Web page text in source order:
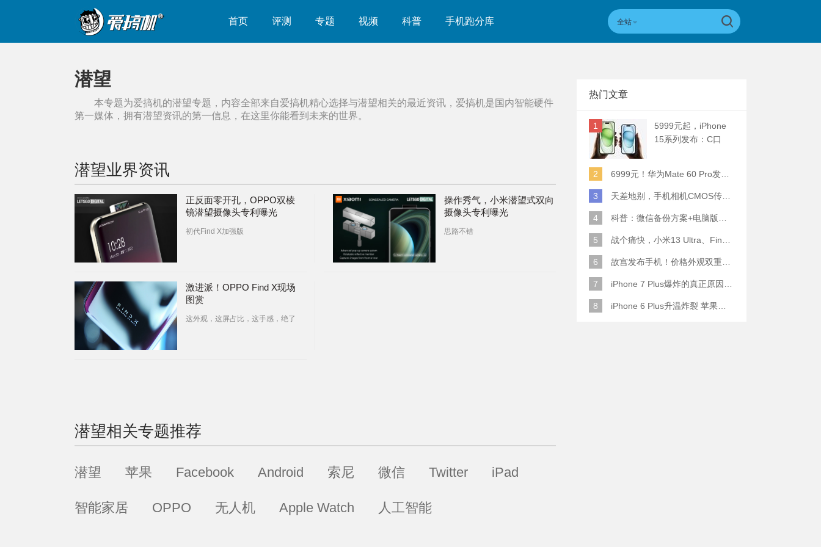
首页 评测 专题 视频 科普 手机跑分库 全站
潜望
本专题为爱搞机的潜望专题，内容全部来自爱搞机精心选择与潜望相关的最近资讯，爱搞机是国内智能硬件
第一媒体，拥有潜望资讯的第一信息，在这里你能看到未来的世界。
潜望业界资讯
正反面零开孔，OPPO双棱
镜潜望摄像头专利曝光
初代Find X加强版
操作秀气，小米潜望式双向
摄像头专利曝光
思路不错
激进派！OPPO Find X现场
图赏
这外观，这屏占比，这手感，绝了
潜望相关专题推荐
潜望 苹果 Facebook Android 索尼 微信 Twitter iPad
智能家居 OPPO 无人机 Apple Watch 人工智能
热门文章
1
5999元起，iPhone
15系列发布：C口
2
6999元！华为Mate 60 Pro发布：麒麟9000S+卫星通话 (附初步跑分)
3 天差地别，手机相机CMOS传感器实际面积对比
4 科普：微信备份方案+电脑版丢失数据恢复指南
5 战个痛快，小米13 Ultra、Find X6 Pro、vivo X90 Pro+、小米12SU拍照横评
6 故宫发布手机！价格外观双重逆天！
7 iPhone 7 Plus爆炸的真正原因原来是这样
8 iPhone 6 Plus升温炸裂 苹果赔了一部全新的